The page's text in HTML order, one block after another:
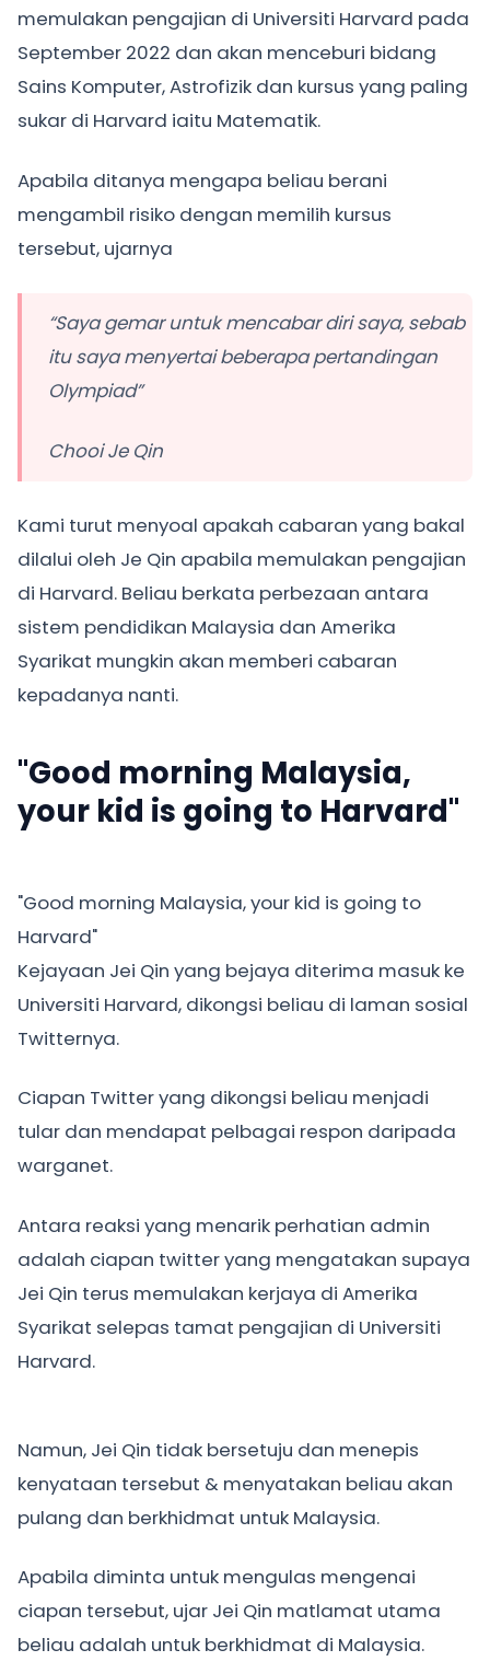
memulakan pengajian di Universiti Harvard pada
September 2022 dan akan menceburi bidang
Sains Komputer, Astrofizik dan kursus yang paling
sukar di Harvard iaitu Matematik.
Apabila ditanya mengapa beliau berani
mengambil risiko dengan memilih kursus
tersebut, ujarnya
“Saya gemar untuk mencabar diri saya, sebab
itu saya menyertai beberapa pertandingan
Olympiad”
Chooi Je Qin
Kami turut menyoal apakah cabaran yang bakal
dilalui oleh Je Qin apabila memulakan pengajian
di Harvard. Beliau berkata perbezaan antara
sistem pendidikan Malaysia dan Amerika
Syarikat mungkin akan memberi cabaran
kepadanya nanti.
"Good morning Malaysia,
your kid is going to Harvard"
"Good morning Malaysia, your kid is going to
Harvard"
Kejayaan Jei Qin yang bejaya diterima masuk ke
Universiti Harvard, dikongsi beliau di laman sosial
Twitternya.
Ciapan Twitter yang dikongsi beliau menjadi
tular dan mendapat pelbagai respon daripada
warganet.
Antara reaksi yang menarik perhatian admin
adalah ciapan twitter yang mengatakan supaya
Jei Qin terus memulakan kerjaya di Amerika
Syarikat selepas tamat pengajian di Universiti
Harvard.
Namun, Jei Qin tidak bersetuju dan menepis
kenyataan tersebut & menyatakan beliau akan
pulang dan berkhidmat untuk Malaysia.
Apabila diminta untuk mengulas mengenai
ciapan tersebut, ujar Jei Qin matlamat utama
beliau adalah untuk berkhidmat di Malaysia.